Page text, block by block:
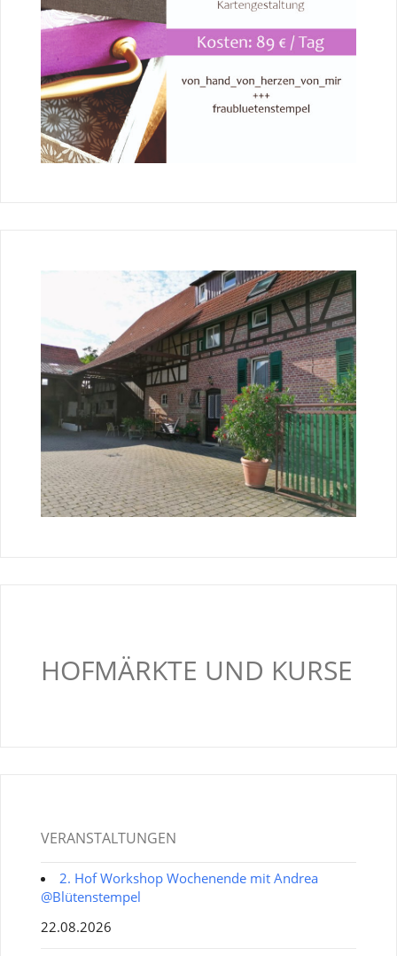
HOFMÄRKTE UND KURSE
VERANSTALTUNGEN
2. Hof Workshop Wochenende mit Andrea
@Blütenstempel
22.08.2026